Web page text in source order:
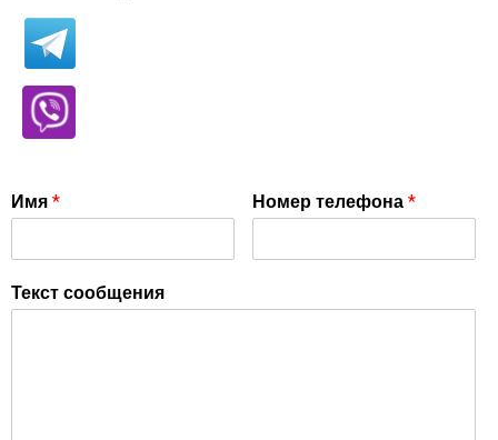
Имя* Номер телефона*
Текст сообщения